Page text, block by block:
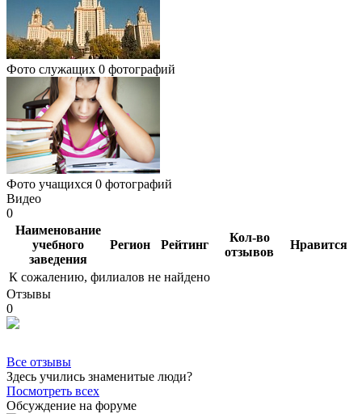
Фото служащих 0 фотографий
Фото учащихся 0 фотографий
Видео
0
Наименование
учебного
заведения
Регион Рейтинг
Кол-во
отзывов
Нравится
К сожалению, филиалов не найдено
Отзывы
0
Все отзывы
Здесь учились знаменитые люди?
Посмотреть всех
Обсуждение на форуме